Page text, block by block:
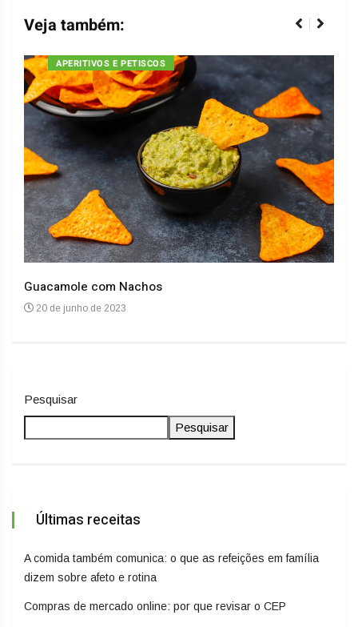
Veja também:
APERITIVOS E PETISCOS
Guacamole com Nachos
20 de junho de 2023
Pesquisar
Pesquisar
Últimas receitas
A comida também comunica: o que as refeições em família
dizem sobre afeto e rotina
Compras de mercado online: por que revisar o CEP